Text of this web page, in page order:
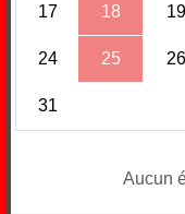
17 18 19
24 25 26
31
Aucun